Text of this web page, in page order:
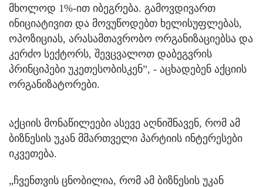
მხოლოდ 1%-ით იბეგრება. გამოვდივართ
ინიციატივით და მოვუწოდებთ ხელისუფლებას,
ოპოზიციას, არასამთავრობო ორგანიზაციებსა და
კერძო სექტორს, შევცვალოთ დაბეგვრის
პრინციპები უკეთესობისკენ”, - აცხადებენ აქციის
ორგანიზატორები.
აქციის მონაწილეები ასევე აღნიშნავენ, რომ ამ
ბიზნესის უკან მმართველი პარტიის ინტერესები
იკვეთება.
„ჩვენთვის ცნობილია, რომ ამ ბიზნესის უკან